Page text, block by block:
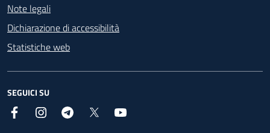
Note legali
Dichiarazione di accessibilità
Statistiche web
SEGUICI SU
Facebook InstagramTelegram